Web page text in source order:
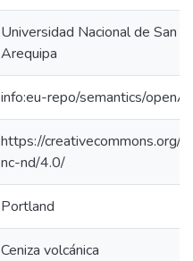
Universidad Nacional de San
Arequipa
info:eu-repo/semantics/
https://creativecommons.org/
nc-nd/4.0/
Portland
Ceniza volcánica